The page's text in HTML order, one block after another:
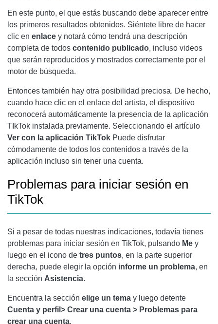
En este punto, el que estás buscando debe aparecer entre
los primeros resultados obtenidos. Siéntete libre de hacer
clic en enlace y notará cómo tendrá una descripción
completa de todos contenido publicado, incluso videos
que serán reproducidos y mostrados correctamente por el
motor de búsqueda.
Entonces también hay otra posibilidad preciosa. De hecho,
cuando hace clic en el enlace del artista, el dispositivo
reconocerá automáticamente la presencia de la aplicación
TIkTok instalada previamente. Seleccionando el artículo
Ver con la aplicación TikTok Puede disfrutar
cómodamente de todos los contenidos a través de la
aplicación incluso sin tener una cuenta.
Problemas para iniciar sesión en
TikTok
Si a pesar de todas nuestras indicaciones, todavía tienes
problemas para iniciar sesión en TikTok, pulsando Me y
luego en el icono de tres puntos, en la parte superior
derecha, puede elegir la opción informe un problema, en
la sección Asistencia.
Encuentra la sección elige un tema y luego detente
Cuenta y perfil> Crear una cuenta > Problemas para
crear una cuenta.